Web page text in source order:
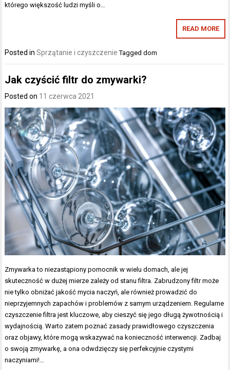
którego większość ludzi myśli o…
READ MORE
Posted inSprzątanie i czyszczenie Taggeddom
Jak czyścić filtr do zmywarki?
Posted on 11 czerwca 2021
Zmywarka to niezastąpiony pomocnik w wielu domach, ale jej
skuteczność w dużej mierze zależy od stanu filtra. Zabrudzony filtr może
nie tylko obniżać jakość mycia naczyń, ale również prowadzić do
nieprzyjemnych zapachów i problemów z samym urządzeniem. Regularne
czyszczenie filtra jest kluczowe, aby cieszyć się jego długą żywotnością i
wydajnością. Warto zatem poznać zasady prawidłowego czyszczenia
oraz objawy, które mogą wskazywać na konieczność interwencji. Zadbaj
o swoją zmywarkę, a ona odwdzięczy się perfekcyjnie czystymi
naczyniami!…